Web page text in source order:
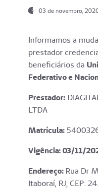
03 de novembro,
Informamos a
prestador
beneficiários da
Federativo e
Prestador:
LTDA
Matrícula:
Vigência: 03/11/
Endereço:Rua Dr
Itaboraí, RJ, CEP: